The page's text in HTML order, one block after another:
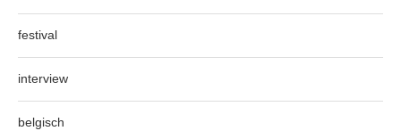
festival
interview
belgisch